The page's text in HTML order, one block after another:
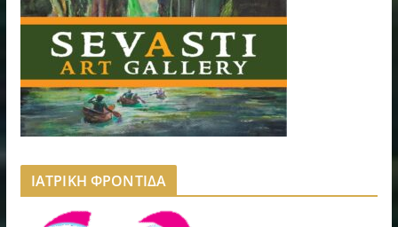
ΙΑΤΡΙΚΗ ΦΡΟΝΤΙΔΑ